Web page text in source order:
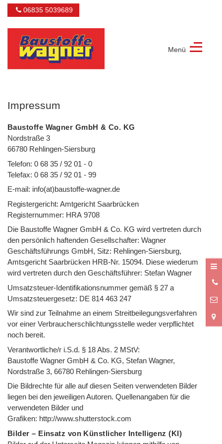
06835 5039689
&
KG
Menü
Impressum
Baustoffe Wagner GmbH & Co. KG
Nordstraße 3
66780 Rehlingen-Siersburg
Telefon: 0 68 35 / 92 01 - 0
Telefax: 0 68 35 / 92 01 - 99
E-mail: info(at)baustoffe-wagner.de
Registergericht: Amtgericht Saarbrücken
Registernummer: HRA 9708
Die Baustoffe Wagner GmbH & Co. KG wird vertreten durch
den persönlich haftenden Gesellschafter: Wagner
Geschäftsführungs GmbH, Sitz: Rehlingen-Siersburg,
Amtsgericht Saarbrücken HRB-Nr. 15094. Diese wiederum
wird vertreten durch den Geschäftsführer: Stefan Wagner
Umsatzsteuer-Identifikationsnummer gemäß § 27 a
Umsatzsteuergesetz: DE 814 463 247
Wir sind zur Teilnahme an einem Streitbeilegungsverfahren
vor einer Verbraucherschlichtungsstelle weder verpflichtet
noch bereit.
Verantwortliche/r i.S.d. § 18 Abs. 2 MStV:
Baustoffe Wagner GmbH & Co. KG, Stefan Wagner,
Nordstraße 3, 66780 Rehlingen-Siersburg
Die Bildrechte für alle auf diesen Seiten verwendeten Bilder
liegen bei den jeweiligen Autoren. Quellenangaben für die
verwendeten Bilder und
Grafiken: http://www.shutterstock.com
Bilder – Einsatz von Künstlicher Intelligenz (KI)